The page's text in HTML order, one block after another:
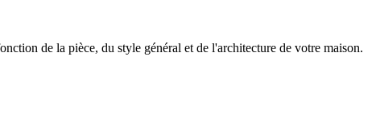
de la pièce, du style général et de l'architecture de votre maison.